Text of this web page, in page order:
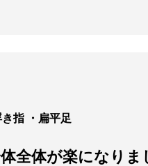
き指 ・扁平足
全体が楽になりま